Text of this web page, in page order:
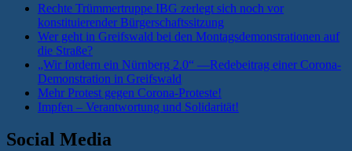
Rechte Trümmertruppe IBG zerlegt sich noch vor
konstituierender Bürgerschaftssitzung
Wer geht in Greifswald bei den Montagsdemonstrationen auf
die Straße?
„Wir fordern ein Nürnberg 2.0“ —Redebeitrag einer Corona-
Demonstration in Greifswald
Mehr Protest gegen Corona-Proteste!
Impfen – Verantwortung und Solidarität!
Social Media